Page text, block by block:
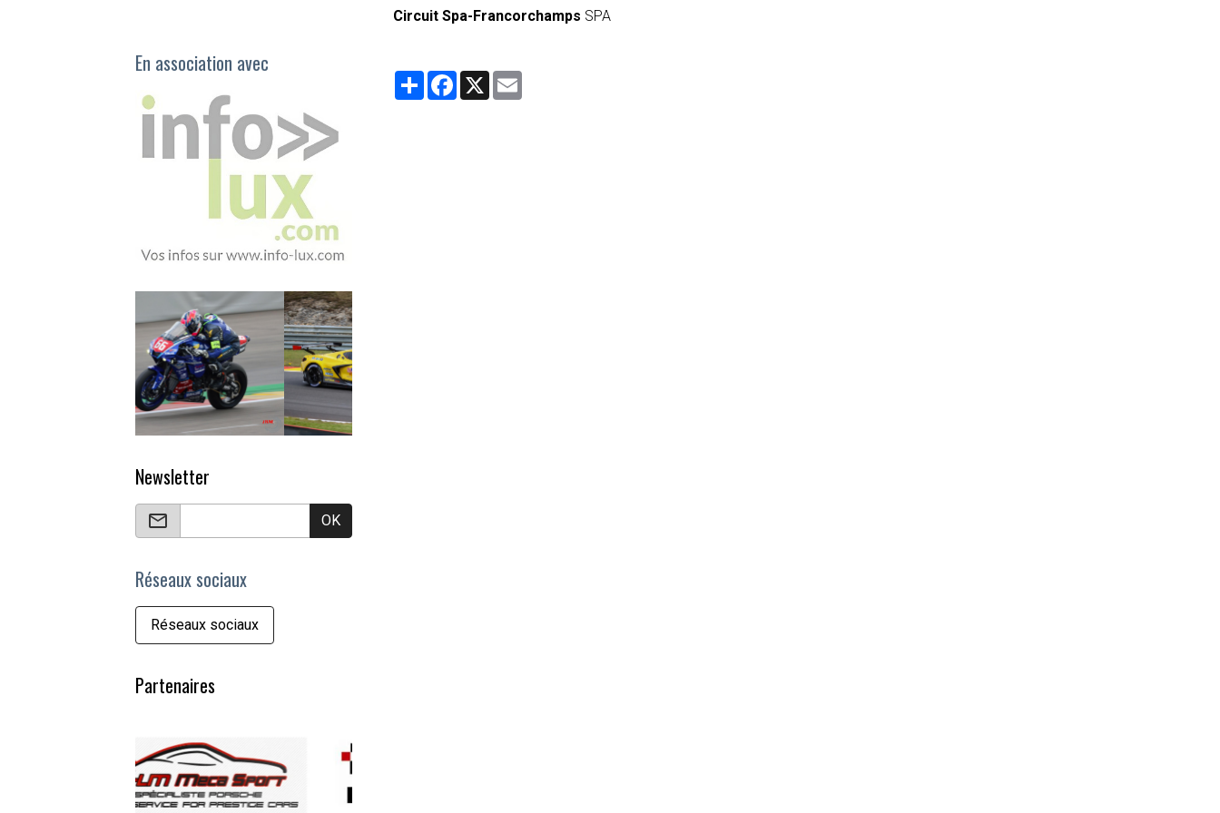
Circuit Spa-Francorchamps SPA
PartagerFacebook
X
En association avec
Newsletter
OK
Réseaux sociaux
Réseaux sociaux
Partenaires